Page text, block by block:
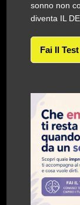
sonno non
diventa IL
Fai Il Test